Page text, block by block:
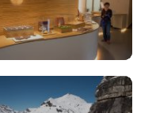
Teleférico
Schilthorn